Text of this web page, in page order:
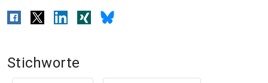
Stichworte